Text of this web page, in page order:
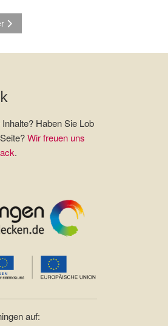
Beitrag: Jugendherberge für
Haben Sie Lob
Wir freuen uns
.
auf: